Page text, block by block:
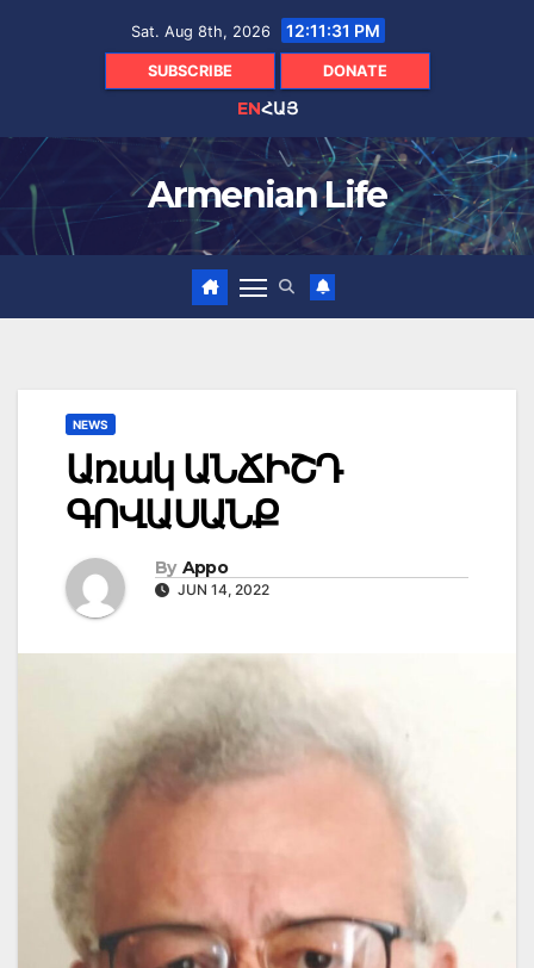
Sat. Aug 8th, 2026 12:11:33 PM
SUBSCRIBE DONATE
ENՀԱՅ
Armenian Life
NEWS
Առակ ԱՆՃԻՇԴ
ԳՈՎԱՍԱՆՔ
By Appo
JUN 14, 2022